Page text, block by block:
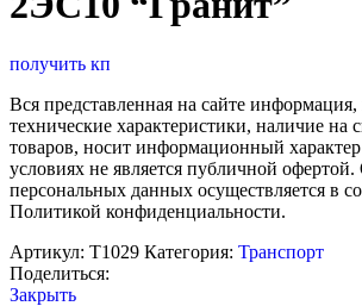
получить кп
Вся представленная на сайте
технические характеристики, наличие на
товаров, носит информационный
условиях не является публичной офертой.
персональных данных осуществляется в
Политикой конфиденциальности.
Артикул: Т1029 Категория: Транспорт
Поделиться:
Закрыть